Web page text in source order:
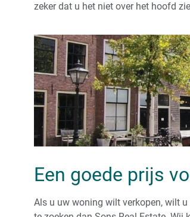
zeker dat u het niet over het hoofd
Een goede prijs
Als u uw woning wilt verkopen, wilt